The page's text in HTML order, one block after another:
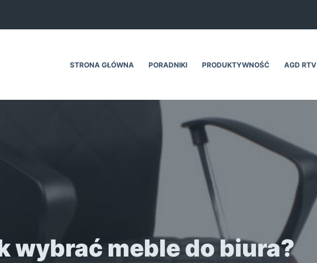
STRONA GŁÓWNA PORADNIKI PRODUKTYWNOŚĆ AGD RTV
wybrać meble do biura?